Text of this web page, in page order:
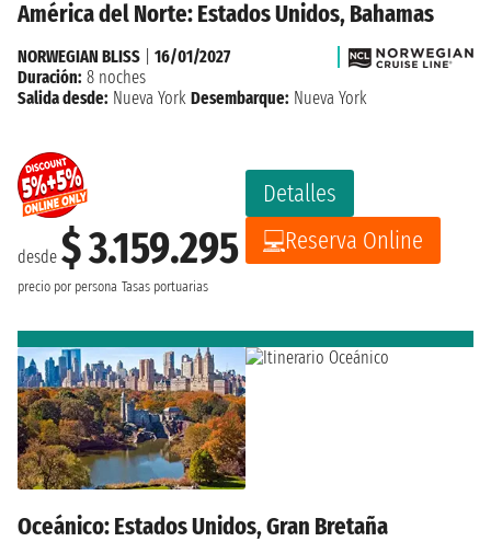
América del Norte: Estados Unidos, Bahamas
desde $ 3.159.295
precio por persona Tasas portuarias
Detalles
Reserva Online
NORWEGIAN BLISS
16/01/2027
Duración: 8 noches
Salida desde: Nueva York Desembarque: Nueva York
Oceánico: Estados Unidos, Gran Bretaña